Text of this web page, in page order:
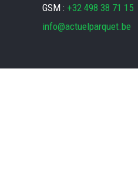
GSM : +32 498 38 71 15
info@actuelparquet.be